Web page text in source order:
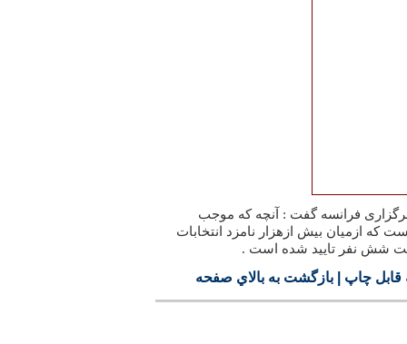
خبرگزاری فرانسه گفت : آنچه که موجب
که ازمیان بیش ازهزار نامزد انتخابات
شش نفر تایید شده است .
قابل چاپ بازگشت به بالاي صفحه